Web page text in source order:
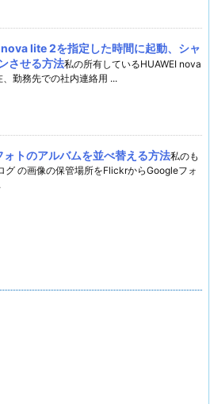
lite 2を指定した時間に起動、シャ
させる方法私の所有しているHUAWEI nova
勤務先での社内連絡用 ...
トのアルバムを並べ替える方法私のも
グ の画像の保管場所をFlickrからGoogleフォ